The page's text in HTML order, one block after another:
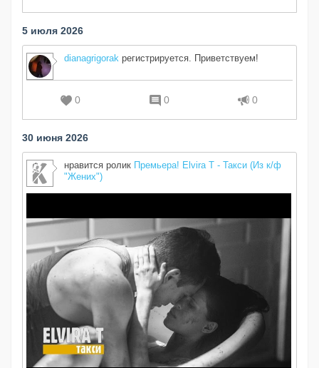
5 июля 2026
dianagrigorak регистрируется. Приветствуем!
0 0 0
30 июня 2026
нравится ролик Премьера! Elvira T - Такси (Из к/ф
"Жених")